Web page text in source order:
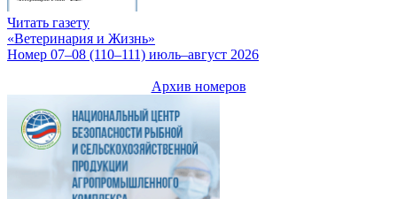
Читать газету
«Ветеринария и Жизнь»
Номер 07–08 (110–111) июль–август 2026
Архив номеров